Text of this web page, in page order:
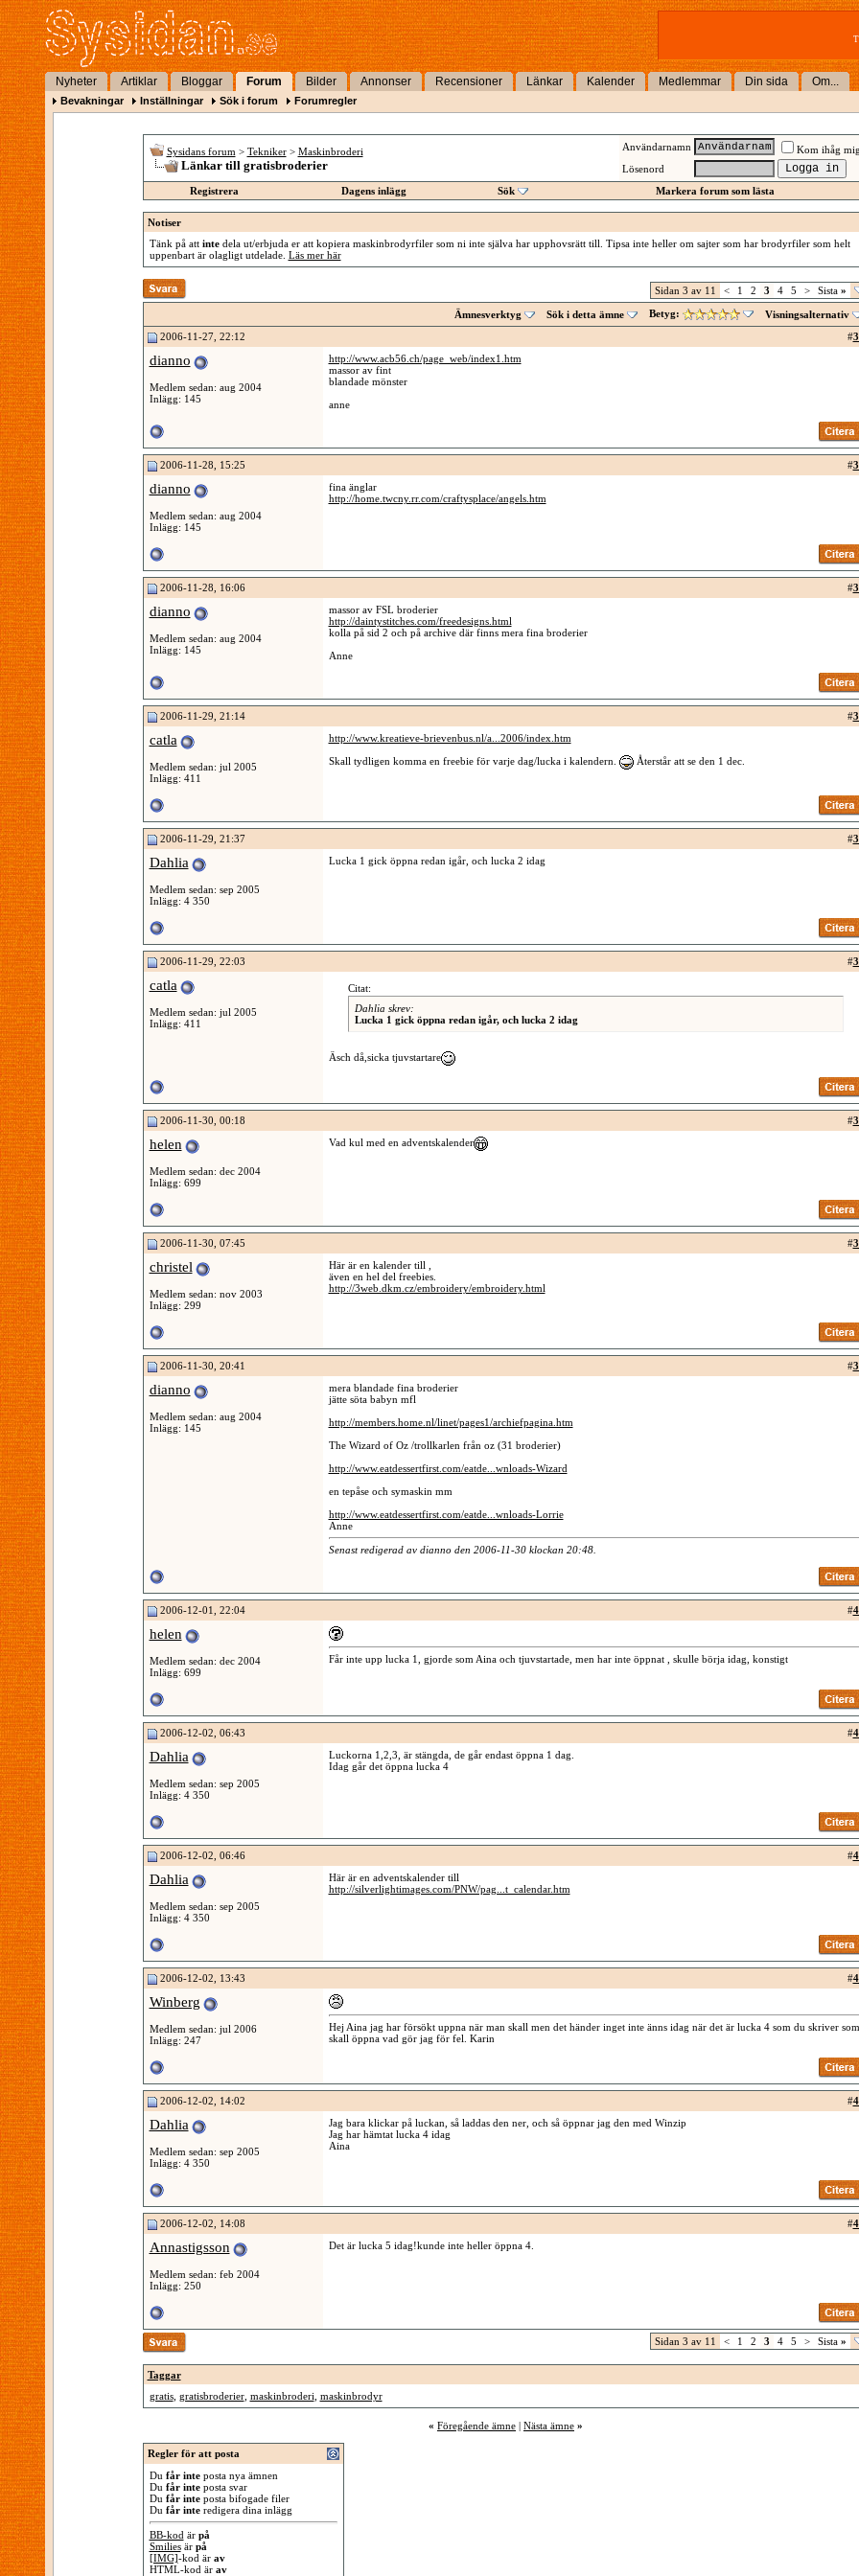
Nyheter Artiklar Bloggar Forum Bilder Annonser Recensioner Länkar Kalender Medlemmar Din sida Om...
Bevakningar Inställningar Sök i forum Forumregler
Sysidans forum > Tekniker > Maskinbroderi
Länkar till gratisbroderier
Användarnamn
Kom ihåg
Lösenord
Registrera
Dagens inlägg Sök Markera forum som lästa
Notiser
Tänk på att intedela ut/erbjuda er att kopiera maskinbrodyrfiler som ni inte själva har upphovsrätt till. Tipsa inte heller om sajter som har brodyrfiler som helt
uppenbart är olagligt utdelade. Läs mer här
Sidan 3 av 11 < 1 2 3 4 5 > Sista »
Ämnesverktyg Sök i detta ämne Betyg:
Visningsalternativ
2006-11-27, 22:12
#
dianno
Medlem sedan: aug 2004
Inlägg: 145
http://www.acb56.ch/page_web/index1.htm
massor av fint
blandade mönster
anne
2006-11-28, 15:25 #
dianno
Medlem sedan: aug 2004
Inlägg: 145
fina änglar
http://home.twcny.rr.com/craftysplace/angels.htm
2006-11-28, 16:06 #
dianno
Medlem sedan: aug 2004
Inlägg: 145
massor av FSL broderier
http://daintystitches.com/freedesigns.html
kolla på sid 2 och på archive där finns mera fina broderier
Anne
2006-11-29, 21:14 #
catla
Medlem sedan: jul 2005
Inlägg: 411
http://www.kreatieve-brievenbus.nl/a...2006/index.htm
Skall tydligen komma en freebie för varje dag/lucka i kalendern. Återstår att se den 1 dec.
2006-11-29, 21:37 #
Dahlia
Medlem sedan: sep 2005
Inlägg: 4 350
Lucka 1 gick öppna redan igår, och lucka 2 idag
2006-11-29, 22:03 #
catla
Medlem sedan: jul 2005
Inlägg: 411
Citat:
Dahlia skrev:
Lucka 1 gick öppna redan igår, och lucka 2 idag
Äsch då,sicka tjuvstartare
2006-11-30, 00:18 #
helen
Medlem sedan: dec 2004
Inlägg: 699
Vad kul med en adventskalender
2006-11-30, 07:45 #
christel
Medlem sedan: nov 2003
Inlägg: 299
Här är en kalender till ,
även en hel del freebies.
http://3web.dkm.cz/embroidery/embroidery.html
2006-11-30, 20:41 #
dianno
Medlem sedan: aug 2004
Inlägg: 145
mera blandade fina broderier
jätte söta babyn mfl
http://members.home.nl/linet/pages1/archiefpagina.htm
The Wizard of Oz /trollkarlen från oz (31 broderier)
http://www.eatdessertfirst.com/eatde...wnloads-Wizard
en tepåse och symaskin mm
http://www.eatdessertfirst.com/eatde...wnloads-Lorrie
Anne
Senast redigerad av dianno den 2006-11-30 klockan 20:48.
2006-12-01, 22:04 #
helen
Medlem sedan: dec 2004
Inlägg: 699
Får inte upp lucka 1, gjorde som Aina och tjuvstartade, men har inte öppnat , skulle börja idag, konstigt
2006-12-02, 06:43 #
Dahlia
Medlem sedan: sep 2005
Inlägg: 4 350
Luckorna 1,2,3, är stängda, de går endast öppna 1 dag.
Idag går det öppna lucka 4
2006-12-02, 06:46 #
Dahlia
Medlem sedan: sep 2005
Inlägg: 4 350
Här är en adventskalender till
http://silverlightimages.com/PNW/pag...t_calendar.htm
2006-12-02, 13:43 #
Winberg
Medlem sedan: jul 2006
Inlägg: 247
Hej Aina jag har försökt uppna när man skall men det händer inget inte änns idag när det är lucka 4 som du skriver som
skall öppna vad gör jag för fel. Karin
2006-12-02, 14:02 #
Dahlia
Medlem sedan: sep 2005
Inlägg: 4 350
Jag bara klickar på luckan, så laddas den ner, och så öppnar jag den med Winzip
Jag har hämtat lucka 4 idag
Aina
2006-12-02, 14:08 #
Annastigsson
Medlem sedan: feb 2004
Inlägg: 250
Det är lucka 5 idag!kunde inte heller öppna 4.
Sidan 3 av 11 < 1 2 3 4 5 > Sista »
Taggar
gratis, gratisbroderier, maskinbroderi maskinbrodyr
« Föregående ämne | Nästa ämne »
Regler för att posta
Du får inteposta nya ämnen
Du får inteposta svar
Du får inteposta bifogade filer
Du får interedigera dina inlägg
BB-kod är på
Smiliesär på
[IMG]-kod är av
HTML-kod är av